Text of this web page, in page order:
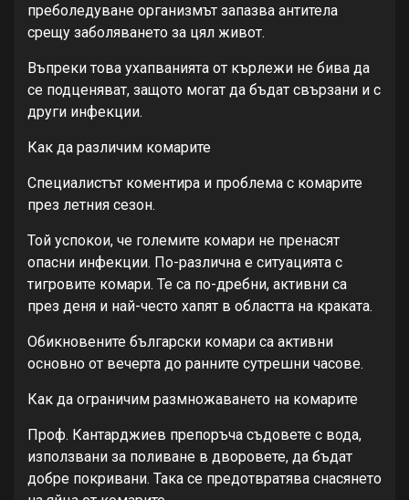
преболедуване организмът запазва антитела
срещу заболяването за цял живот.
Въпреки това ухапванията от кърлежи не бива да
се подценяват, защото могат да бъдат свързани и с
други инфекции.
Как да различим комарите
Специалистът коментира и проблема с комарите
през летния сезон.
Той успокои, че големите комари не пренасят
опасни инфекции. По-различна е ситуацията с
тигровите комари. Те са по-дребни, активни са
през деня и най-често хапят в областта на краката.
Обикновените български комари са активни
основно от вечерта до ранните сутрешни часове.
Как да ограничим размножаването на комарите
Проф. Кантарджиев препоръча съдовете с вода,
използвани за поливане в дворовете, да бъдат
добре покривани. Така се предотвратява снасянето